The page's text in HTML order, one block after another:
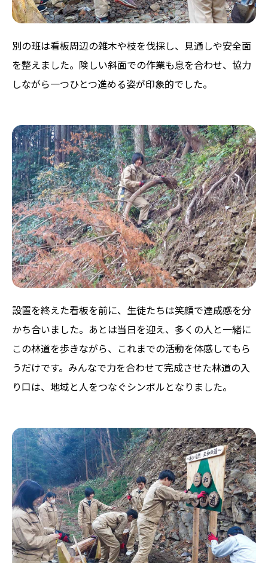
別の班は看板周辺の雑木や枝を伐採し、見通しや安全面
を整えました。険しい斜面での作業も息を合わせ、協力
しながら一つひとつ進める姿が印象的でした。
設置を終えた看板を前に、生徒たちは笑顔で達成感を分
かち合いました。あとは当日を迎え、多くの人と一緒に
この林道を歩きながら、これまでの活動を体感してもら
うだけです。みんなで力を合わせて完成させた林道の入
り口は、地域と人をつなぐシンボルとなりました。